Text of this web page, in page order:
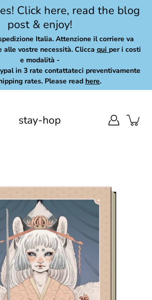
Click here, read the blog
post & enjoy!
Italia. Attenzione il corriere va
alle vostre necessità. Clicca qui per i costi
e modalità -
in 3 rate contattateci preventivamente
rates. Please read here.
stay-hop